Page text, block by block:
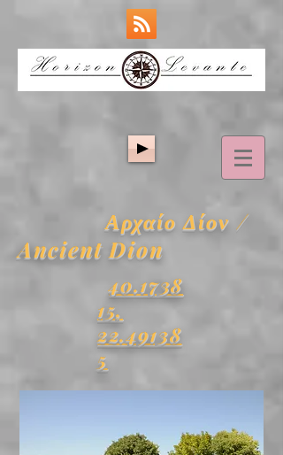
Αρχαίο Δίον /
Ancient Dion
40.1738
15,
22.49138
5